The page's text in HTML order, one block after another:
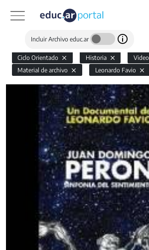
Incluir Archivo educ.ar
Ciclo Orientado Historia
Video
Material de archivo
Leonardo Favio